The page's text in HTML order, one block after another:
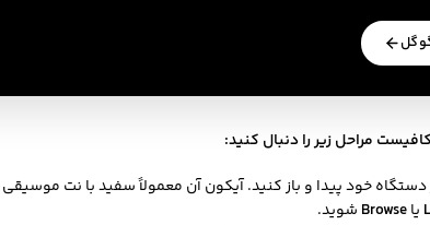
مراحل زیر را دنبال کنید:
دستگاه خود پیدا و باز کنید. آیکون آن معمولاً سفید با نت
یاBrowse شوید.